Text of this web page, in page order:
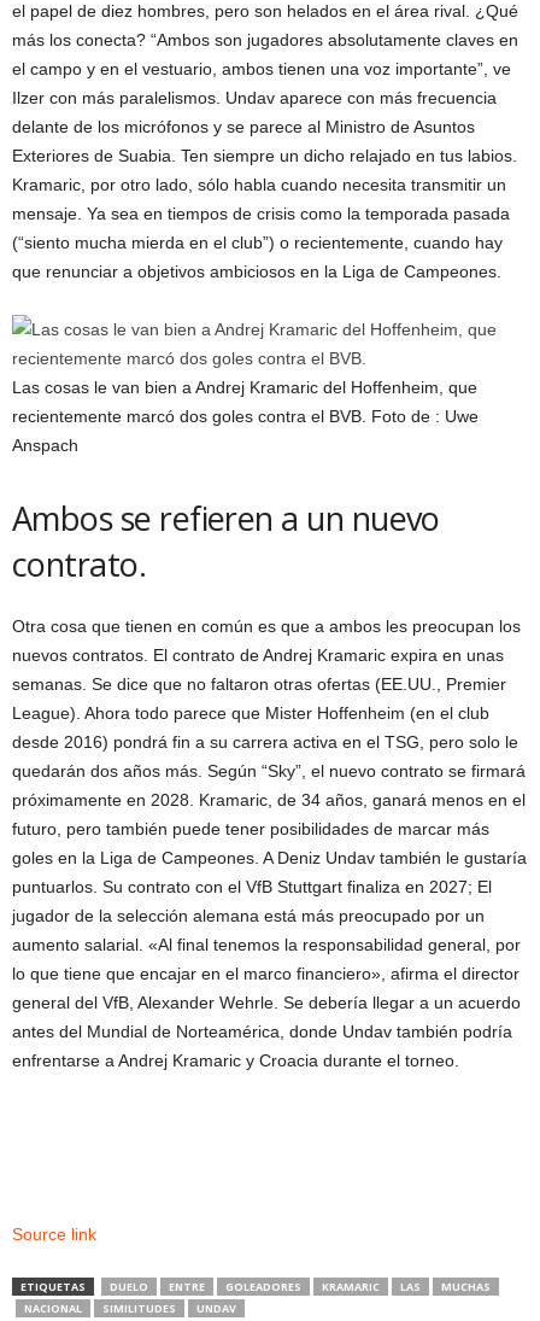
el papel de diez hombres, pero son helados en el área rival. ¿Qué
más los conecta? “Ambos son jugadores absolutamente claves en
el campo y en el vestuario, ambos tienen una voz importante”, ve
Ilzer con más paralelismos. Undav aparece con más frecuencia
delante de los micrófonos y se parece al Ministro de Asuntos
Exteriores de Suabia. Ten siempre un dicho relajado en tus labios.
Kramaric, por otro lado, sólo habla cuando necesita transmitir un
mensaje. Ya sea en tiempos de crisis como la temporada pasada
(“siento mucha mierda en el club”) o recientemente, cuando hay
que renunciar a objetivos ambiciosos en la Liga de Campeones.
Las cosas le van bien a Andrej Kramaric del Hoffenheim, que
recientemente marcó dos goles contra el BVB. Foto de : Uwe
Anspach
Ambos se refieren a un nuevo
contrato.
Otra cosa que tienen en común es que a ambos les preocupan los
nuevos contratos. El contrato de Andrej Kramaric expira en unas
semanas. Se dice que no faltaron otras ofertas (EE.UU., Premier
League). Ahora todo parece que Mister Hoffenheim (en el club
desde 2016) pondrá fin a su carrera activa en el TSG, pero solo le
quedarán dos años más. Según “Sky”, el nuevo contrato se firmará
próximamente en 2028. Kramaric, de 34 años, ganará menos en el
futuro, pero también puede tener posibilidades de marcar más
goles en la Liga de Campeones. A Deniz Undav también le gustaría
puntuarlos. Su contrato con el VfB Stuttgart finaliza en 2027; El
jugador de la selección alemana está más preocupado por un
aumento salarial. «Al final tenemos la responsabilidad general, por
lo que tiene que encajar en el marco financiero», afirma el director
general del VfB, Alexander Wehrle. Se debería llegar a un acuerdo
antes del Mundial de Norteamérica, donde Undav también podría
enfrentarse a Andrej Kramaric y Croacia durante el torneo.
Source link
ETIQUETAS DUELO ENTRE GOLEADORES KRAMARIC LAS
MUCHAS
NACIONAL
SIMILITUDES UNDAV